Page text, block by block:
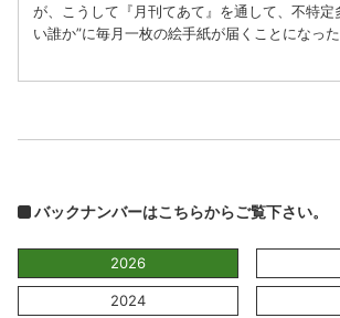
が、こうして『月刊てあて』を通して、不特定
い誰か”に毎月一枚の絵手紙が届くことになった
バックナンバーはこちらからご覧下さい。
2026
2024